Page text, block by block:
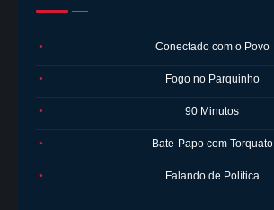
● Conectado com o Povo
● Fogo no Parquinho
● 90 Minutos
● Bate-Papo com Torquato
● Falando de Política